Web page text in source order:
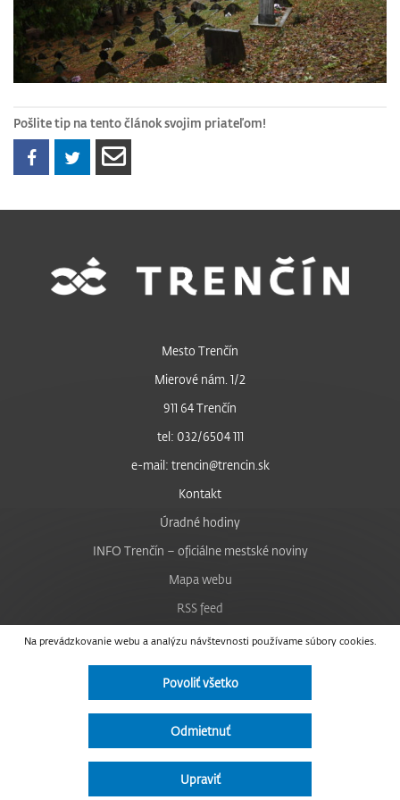
Pošlite tip na tento článok svojim priateľom!
Na prevádzkovanie webu a analýzu návštevnosti používame súbory cookies.
Povoliť všetko
Odmietnuť
Upraviť
Mesto Trenčín
Mierové nám. 1/2
911 64 Trenčín
tel: 032/6504 111
e-mail: trencin@trencin.sk
Kontakt
Úradné hodiny
INFO Trenčín – oficiálne mestské noviny
Mapa webu
RSS feed
Nastavenie cookies
Facebook
Instagram
Vyhlásenie o prístupnosti